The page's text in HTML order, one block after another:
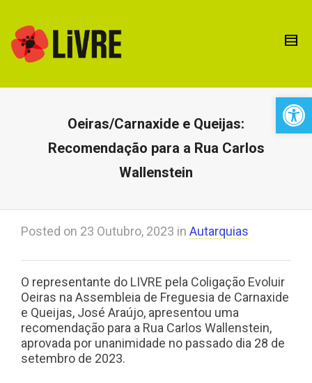
Oeiras/Carnaxide e Queijas:
Recomendação para a Rua Carlos
Wallenstein
Posted on 23 Outubro, 2023 in Autarquias
O representante do LIVRE pela Coligação Evoluir
Oeiras na Assembleia de Freguesia de Carnaxide
e Queijas, José Araújo, apresentou uma
recomendação para a Rua Carlos Wallenstein,
aprovada por unanimidade no passado dia 28 de
setembro de 2023.